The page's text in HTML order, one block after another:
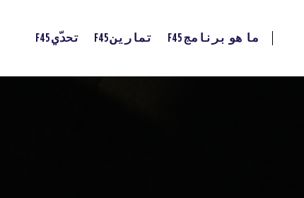
ما هو برنامج F45 تمارين F45 تحدّي F45